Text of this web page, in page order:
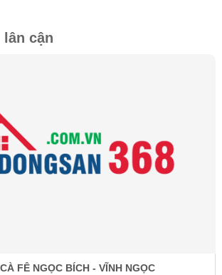
lân cận
FÊ NGỌC BÍCH - VĨNH NGỌC